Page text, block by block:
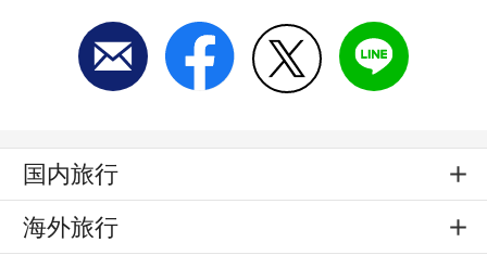
国内旅行
海外旅行